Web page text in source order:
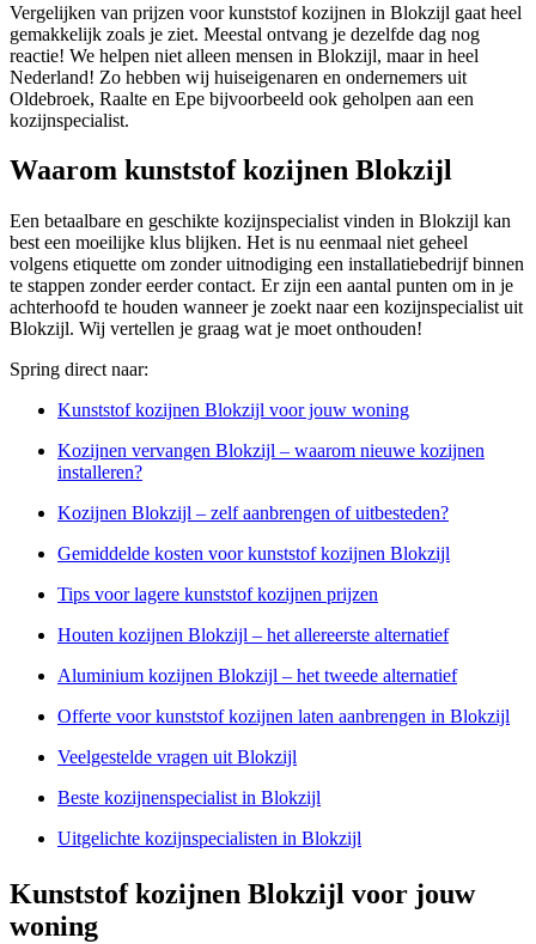
Vergelijken van prijzen voor kunststof kozijnen in Blokzijl gaat heel
gemakkelijk zoals je ziet. Meestal ontvang je dezelfde dag nog
reactie! We helpen niet alleen mensen in Blokzijl, maar in heel
Nederland! Zo hebben wij huiseigenaren en ondernemers uit
Oldebroek, Raalte en Epe bijvoorbeeld ook geholpen aan een
kozijnspecialist.
Waarom kunststof kozijnen Blokzijl
Een betaalbare en geschikte kozijnspecialist vinden in Blokzijl kan
best een moeilijke klus blijken. Het is nu eenmaal niet geheel
volgens etiquette om zonder uitnodiging een installatiebedrijf binnen
te stappen zonder eerder contact. Er zijn een aantal punten om in je
achterhoofd te houden wanneer je zoekt naar een kozijnspecialist uit
Blokzijl. Wij vertellen je graag wat je moet onthouden!
Spring direct naar:
Kunststof kozijnen Blokzijl voor jouw woning
Kozijnen vervangen Blokzijl – waarom nieuwe kozijnen
installeren?
Kozijnen Blokzijl – zelf aanbrengen of uitbesteden?
Gemiddelde kosten voor kunststof kozijnen Blokzijl
Tips voor lagere kunststof kozijnen prijzen
Houten kozijnen Blokzijl – het allereerste alternatief
Aluminium kozijnen Blokzijl – het tweede alternatief
Offerte voor kunststof kozijnen laten aanbrengen in Blokzijl
Veelgestelde vragen uit Blokzijl
Beste kozijnenspecialist in Blokzijl
Uitgelichte kozijnspecialisten in Blokzijl
Kunststof kozijnen Blokzijl voor jouw
woning